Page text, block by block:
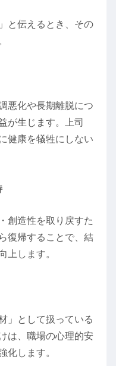
と伝えるとき、その
悪化や長期離脱につ
が生じます。上司
健康を犠牲にしない
創造性を取り戻すた
復帰することで、結
上します。
」として扱っている
は、職場の心理的安
化します。